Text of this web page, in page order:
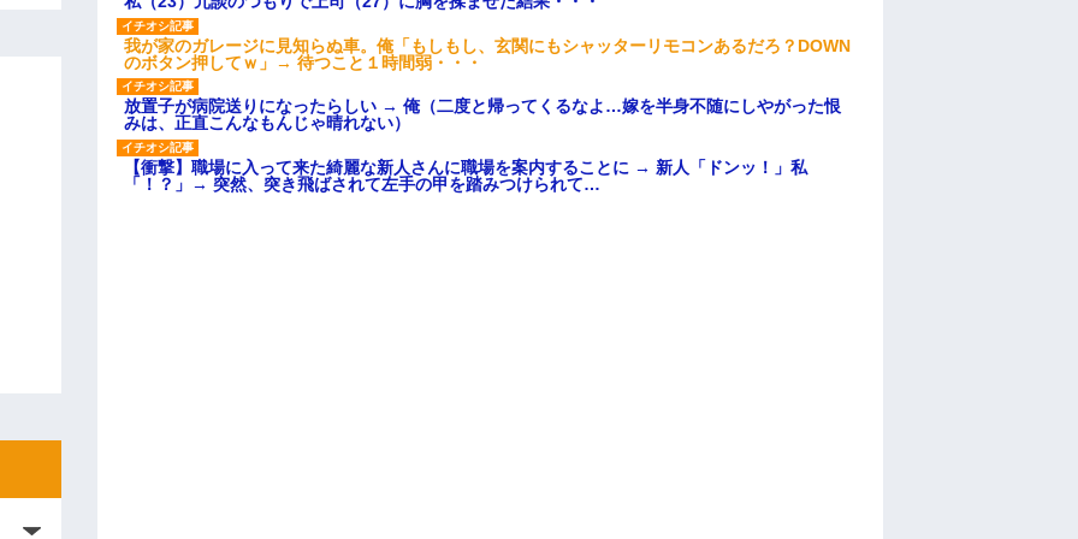
我が家のガレージに見知らぬ車。俺「もしもし、玄関にもシャッターリモコンあるだろ？DOWN
のボタン押してｗ」→ 待つこと１時間弱・・・
放置子が病院送りになったらしい → 俺（二度と帰ってくるなよ…嫁を半身不随にしやがった恨
みは、正直こんなもんじゃ晴れない）
【衝撃】職場に入って来た綺麗な新人さんに職場を案内することに → 新人「ドンッ！」私
「！？」→ 突然、突き飛ばされて左手の甲を踏みつけられて…